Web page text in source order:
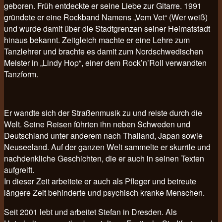
geboren. Früh entdeckte er seine Liebe zur Gitarre. 1991
gründete er eine Rockband Namens „Vem Vet“ (Wer weiß)
und wurde damit über die Stadtgrenzen seiner Heimatstadt
hinaus bekannt. Zeitgleich machte er eine Lehre zum
Tanzlehrer und brachte es damit zum Nordschwedischen
Meister in „Lindy Hop“, einer dem Rock’n’Roll verwandten
Tanzform.
Er wandte sich der Straßenmusik zu und reiste durch die
Welt. Seine Reisen führten ihn neben Schweden und
Deutschland unter anderem nach Thailand, Japan sowie
Neuseeland. Auf der ganzen Welt sammelte er skurrile und
nachdenkliche Geschichten, die er auch in seinen Texten
aufgreift.
In dieser Zeit arbeitete er auch als Pfleger und betreute
längere Zeit behinderte und psychisch kranke Menschen.
Seit 2001 lebt und arbeitet Stefan in Dresden. Als